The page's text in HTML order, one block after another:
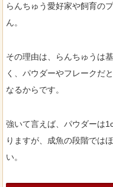
らんちゅう愛好家や飼育の
ん。
その理由は、らんちゅうは
く、パウダーやフレークだ
なるからです。
強いて言えば、パウダーは
りますが、成魚の段階では
い。